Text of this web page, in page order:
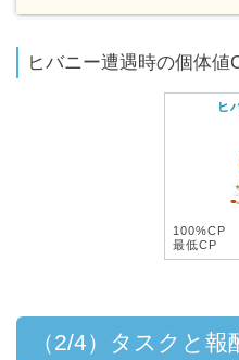
ヒバニー遭遇時の個体値
ヒ
100%CP
最低CP
（2/4）タスクと報